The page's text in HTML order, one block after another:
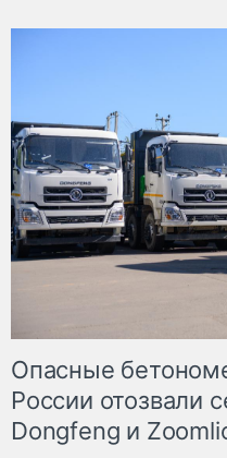
Опасные
России отозвали
Dongfeng и